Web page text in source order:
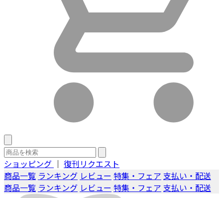
ショッピング ｜ 復刊リクエスト
商品一覧 ランキング レビュー 特集・フェア 支払い・配送
商品一覧 ランキング レビュー 特集・フェア 支払い・配送